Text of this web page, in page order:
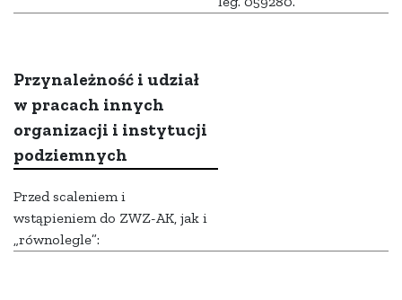
Przynależność i udział
w pracach innych
organizacji i instytucji
podziemnych
Przed scaleniem i
wstąpieniem do ZWZ-AK, jak i
„równolegle”: